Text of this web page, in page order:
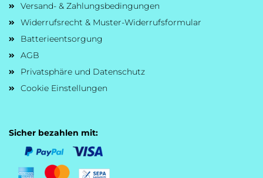
Versand- & Zahlungsbedingungen
Widerrufsrecht & Muster-Widerrufsformular
Batterieentsorgung
AGB
Privatsphäre und Datenschutz
Cookie Einstellungen
Sicher bezahlen mit: